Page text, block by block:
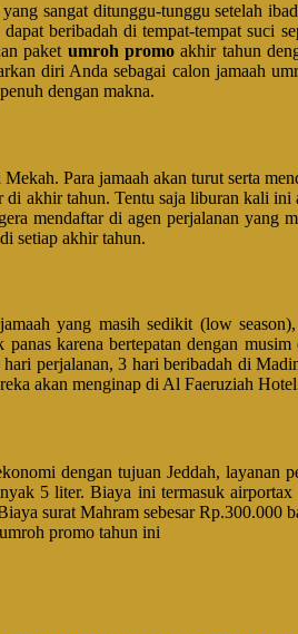
sangat ditunggu-tunggu setelah
beribadah di tempat-tempat suci
paket umroh promo akhir tahun
diri Anda sebagai calon jamaah
dengan makna.
Para jamaah akan turut serta
akhir tahun. Tentu saja liburan kali
mendaftar di agen perjalanan yang
setiap akhir tahun.
yang masih sedikit (low
karena bertepatan dengan
perjalanan, 3 hari beribadah di
akan menginap di Al Faeruziah
dengan tujuan Jeddah, layanan
5 liter. Biaya ini termasuk
surat Mahram sebesar Rp.300.000
promo tahun ini